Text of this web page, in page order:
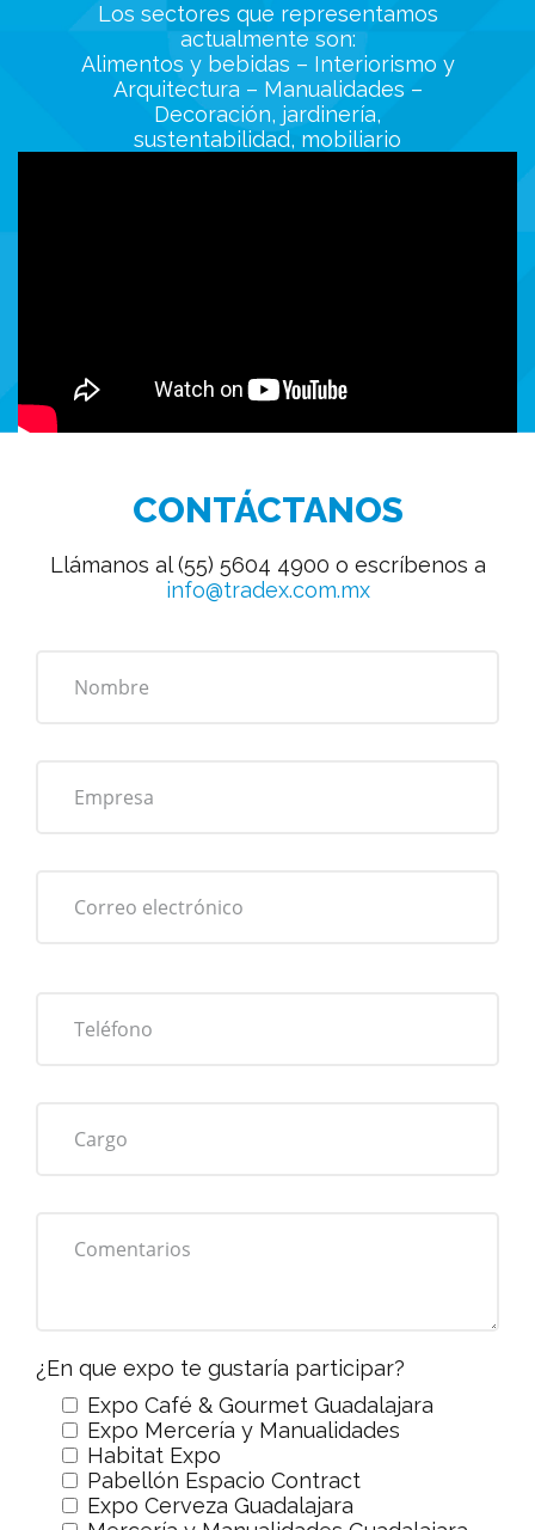
Los sectores que representamos
actualmente son:
Alimentos y bebidas – Interiorismo y
Arquitectura – Manualidades –
Decoración, jardinería,
sustentabilidad, mobiliario
CONTÁCTANOS
Llámanos al (55) 5604 4900 o escríbenos a
info@tradex.com.mx
¿En que expo te gustaría participar?
Expo Café & Gourmet Guadalajara
Expo Mercería y Manualidades
Habitat Expo
Pabellón Espacio Contract
Expo Cerveza Guadalajara